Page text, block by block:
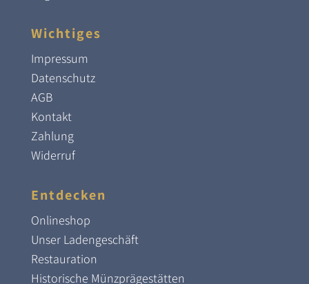
Wichtiges
Impressum
Datenschutz
AGB
Kontakt
Zahlung
Widerruf
Entdecken
Onlineshop
Unser Ladengeschäft
Restauration
Historische Münzprägestätten